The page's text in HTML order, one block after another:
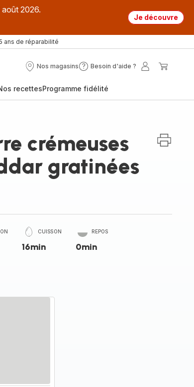
2026.
Je découvre
ans de réparabilité
Nos magasins
Nos
Besoin d'aide ?
Besoin
?
Mon
recettesProgramme fidélité
crémeuses
gratinées
CUISSON
16min
REPOS
0min